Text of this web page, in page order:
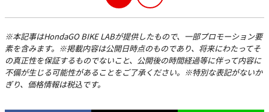
※本記事はHondaGO BIKE LABが提供したもので、一部プロモーション要
素を含みます。※掲載内容は公開日時点のものであり、将来にわたってそ
の真正性を保証するものでないこと、公開後の時間経過等に伴って内容に
不備が生じる可能性があることをご了承ください。※特別な表記がないか
ぎり、価格情報は税込です。